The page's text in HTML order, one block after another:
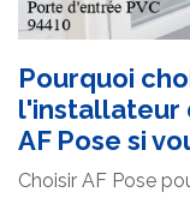
Pourquoi
l'installateur
AF Pose si
Choisir AF Pose